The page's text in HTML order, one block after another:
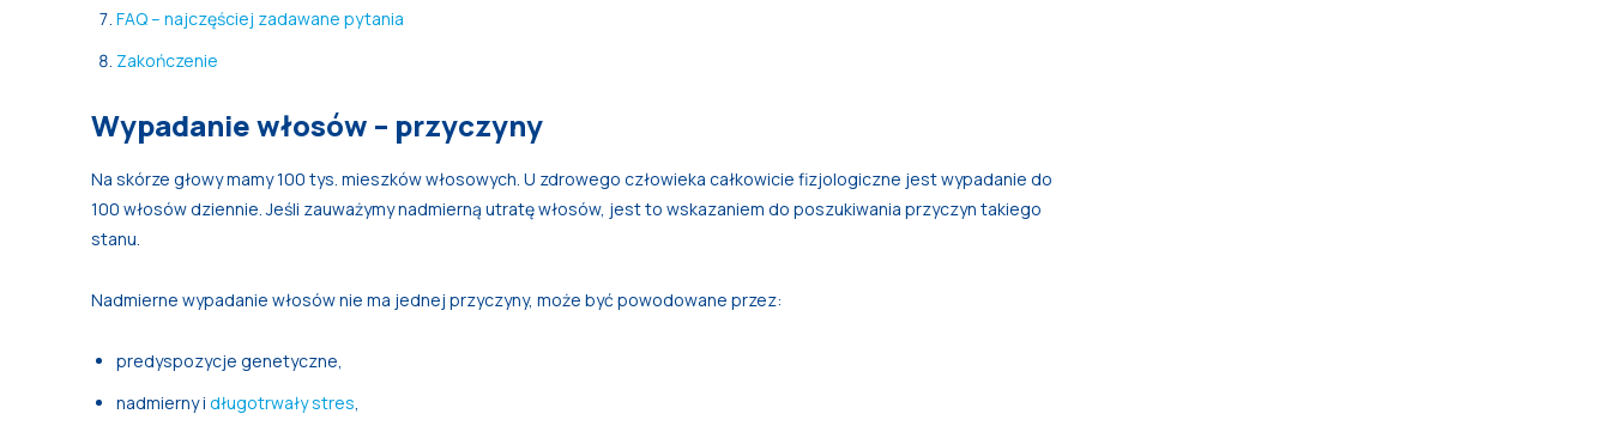
FAQ – najczęściej zadawane pytania
Zakończenie
Wypadanie włosów – przyczyny
Na skórze głowy mamy 100 tys. mieszków włosowych. U zdrowego człowieka całkowicie fizjologiczne jest wypadanie do
100 włosów dziennie. Jeśli zauważymy nadmierną utratę włosów, jest to wskazaniem do poszukiwania przyczyn takiego
stanu.
Nadmierne wypadanie włosów nie ma jednej przyczyny, może być powodowane przez:
predyspozycje genetyczne,
nadmierny i długotrwały stres,